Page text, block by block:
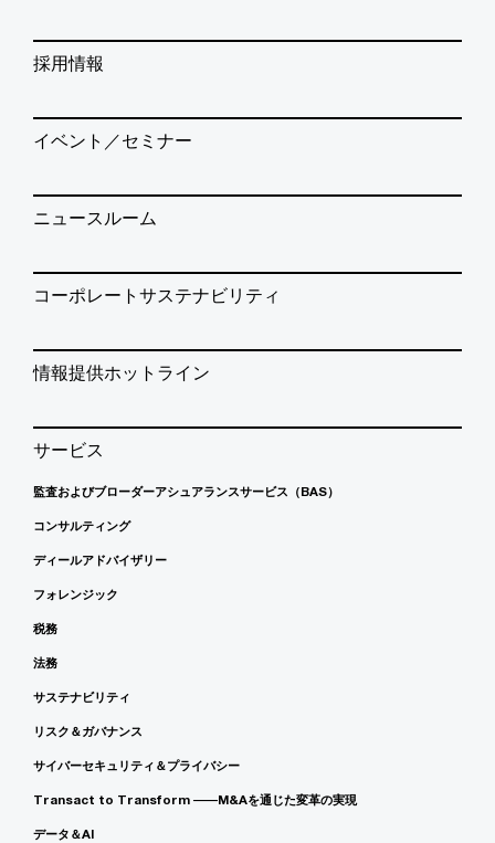
採用情報
イベント／セミナー
ニュースルーム
コーポレートサステナビリティ
情報提供ホットライン
サービス
監査およびブローダーアシュアランスサービス（BAS）
コンサルティング
ディールアドバイザリー
フォレンジック
税務
法務
サステナビリティ
リスク＆ガバナンス
サイバーセキュリティ＆プライバシー
Transact to Transform ――M&Aを通じた変革の実現
データ＆AI